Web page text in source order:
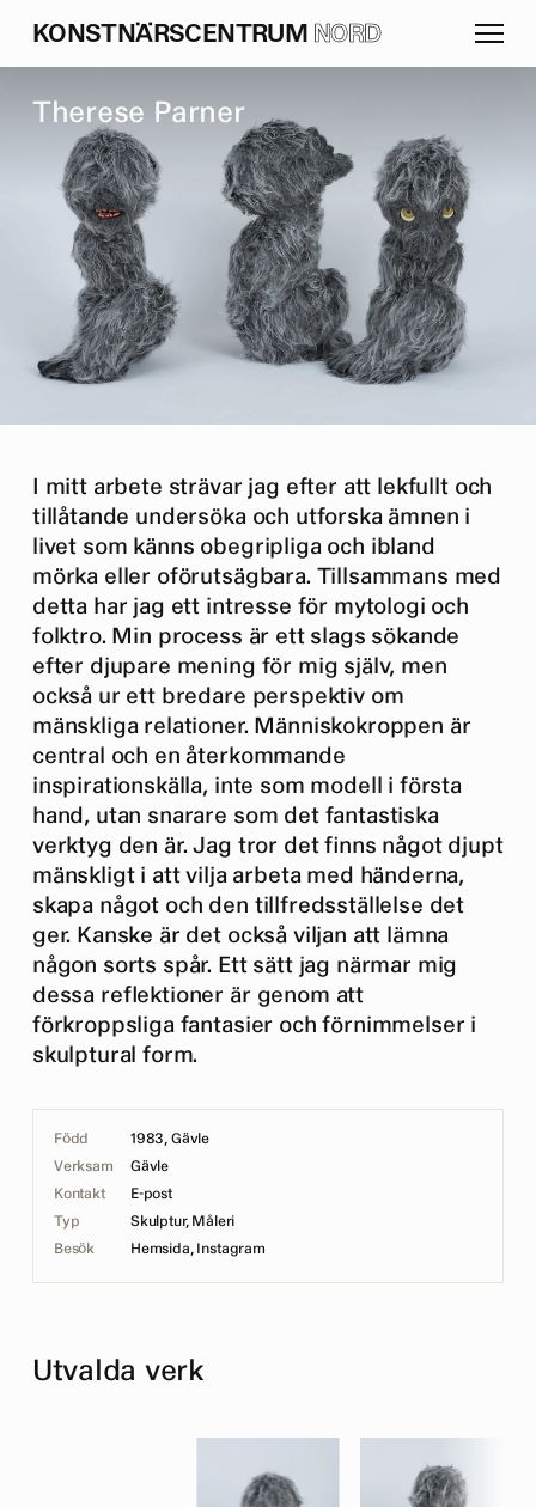
KONSTNÄRSCENTRUM NORD
Therese Parner
I mitt arbete strävar jag efter att lekfullt och
tillåtande undersöka och utforska ämnen i
livet som känns obegripliga och ibland
mörka eller oförutsägbara. Tillsammans med
detta har jag ett intresse för mytologi och
folktro. Min process är ett slags sökande
efter djupare mening för mig själv, men
också ur ett bredare perspektiv om
mänskliga relationer. Människokroppen är
central och en återkommande
inspirationskälla, inte som modell i första
hand, utan snarare som det fantastiska
verktyg den är. Jag tror det finns något djupt
mänskligt i att vilja arbeta med händerna,
skapa något och den tillfredsställelse det
ger. Kanske är det också viljan att lämna
någon sorts spår. Ett sätt jag närmar mig
dessa reflektioner är genom att
förkroppsliga fantasier och förnimmelser i
skulptural form.
Född
1983, Gävle
Verksam
Gävle
Kontakt
E-post
Typ
Skulptur, Måleri
Besök
Hemsida, Instagram
Utvalda verk